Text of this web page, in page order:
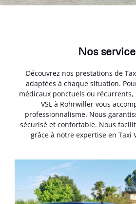
Nos
Découvrez nos prestations de
adaptées à chaque situation.
médicaux ponctuels ou récurrents,
VSL à Rohrwiller vous
professionnalisme. Nous
sécurisé et confortable. Nous
grâce à notre expertise en Taxi